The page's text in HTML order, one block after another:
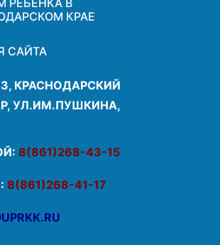
РЕБЕНКА В
КРАЕ
САЙТА
КРАСНОДАРСКИЙ
УЛ.ИМ.ПУШКИНА,
8(861)268-43-15
8(861)268-41-17